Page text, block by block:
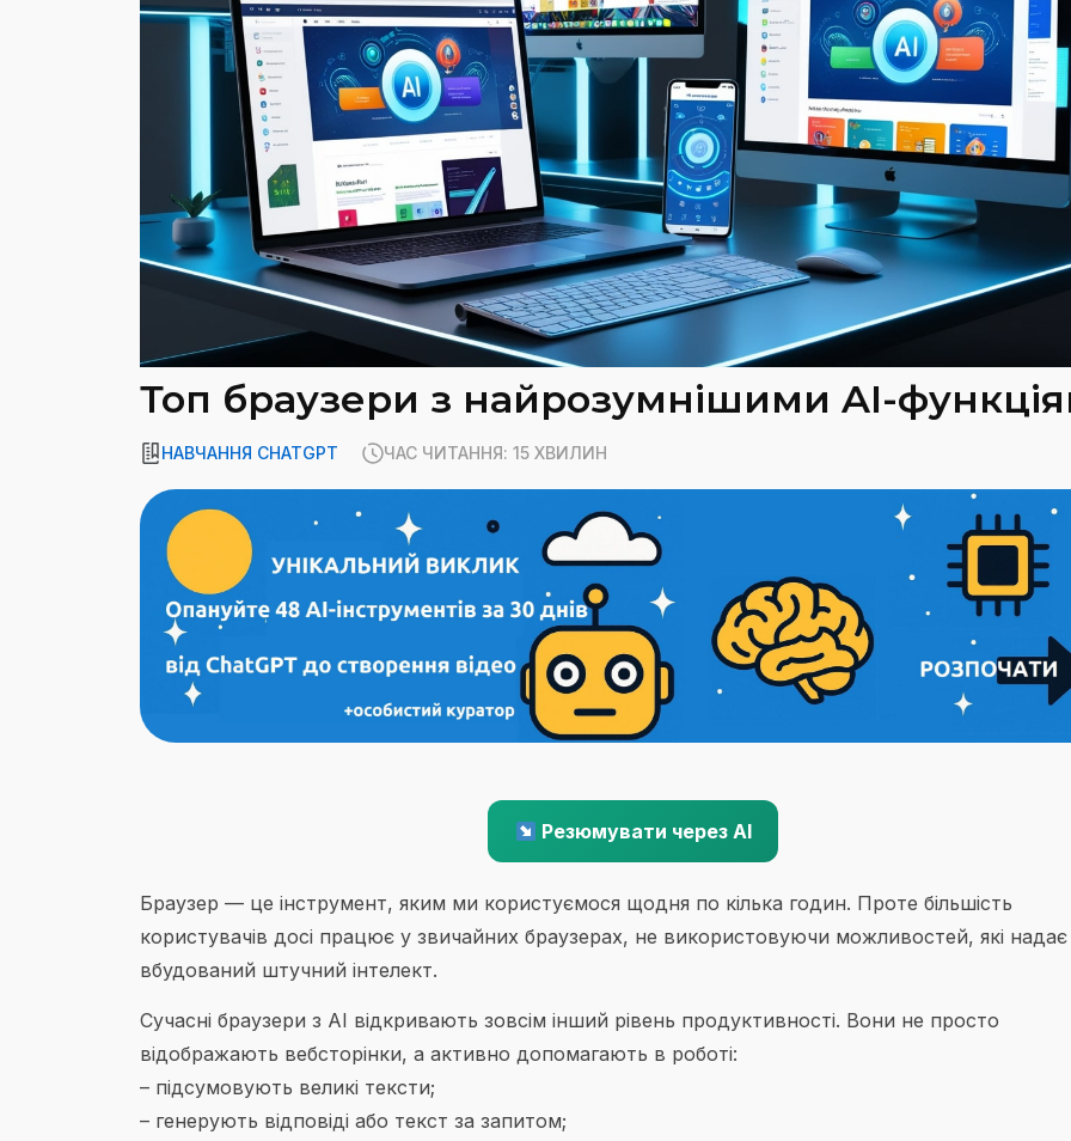
Топ браузери з найрозумнішими AI-
НАВЧАННЯ CHATGPT ЧАС ЧИТАННЯ: 15 ХВИЛИН
Резюмувати через AI
Браузер — це інструмент, яким ми користуємося щодня по кілька годин. Проте більшість
користувачів досі працює у звичайних браузерах, не використовуючи можливостей, які надає
вбудований штучний інтелект.
Сучасні браузери з AI відкривають зовсім інший рівень продуктивності. Вони не просто
відображають вебсторінки, а активно допомагають в роботі:
– підсумовують великі тексти;
– генерують відповіді або текст за запитом;